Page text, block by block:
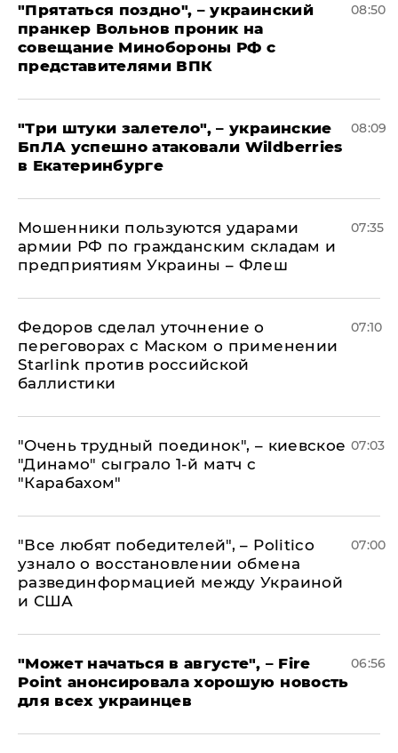
"Прятаться поздно", – украинский
пранкер Вольнов проник на
совещание Минобороны РФ с
представителями ВПК
08:50
"Три штуки залетело", – украинские
БпЛА успешно атаковали Wildberries
в Екатеринбурге
08:09
Мошенники пользуются ударами
армии РФ по гражданским складам и
предприятиям Украины – Флеш
07:35
Федоров сделал уточнение о
переговорах с Маском о применении
Starlink против российской
баллистики
07:10
"Очень трудный поединок", – киевское
"Динамо" сыграло 1-й матч с
"Карабахом"
07:03
​"Все любят победителей", – Politico
узнало о восстановлении обмена
развединформацией между Украиной
и США
07:00
"Может начаться в августе", – Fire
Point анонсировала хорошую новость
для всех украинцев
06:56